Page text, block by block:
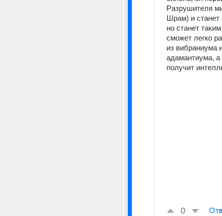
Разрушителя
Шрам) и станет
но станет
сможет легко
из вибраниума
адамантиума, а
получит
0